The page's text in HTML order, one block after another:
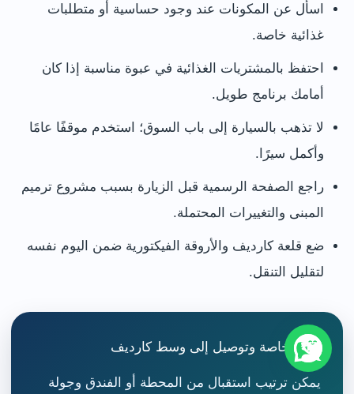
اسأل عن المكونات عند وجود حساسية أو متطلبات
غذائية خاصة.
احتفظ بالمشتريات الغذائية في عبوة مناسبة إذا كان
أمامك برنامج طويل.
لا تذهب بالسيارة إلى باب السوق؛ استخدم موقفًا عامًا
وأكمل سيرًا.
راجع الصفحة الرسمية قبل الزيارة بسبب مشروع ترميم
المبنى والتغييرات المحتملة.
ضع قلعة كارديف والأروقة الفيكتورية ضمن اليوم نفسه
لتقليل التنقل.
جولة خاصة وتوصيل إلى وسط كارديف
يمكن ترتيب استقبال من المحطة أو الفندق وجولة